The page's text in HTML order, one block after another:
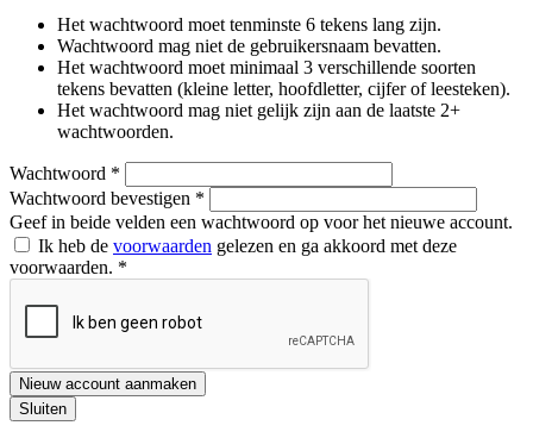
Het wachtwoord moet tenminste 6 tekens lang zijn.
Wachtwoord mag niet de gebruikersnaam bevatten.
Het wachtwoord moet minimaal 3 verschillende soorten
tekens bevatten (kleine letter, hoofdletter, cijfer of leesteken).
Het wachtwoord mag niet gelijk zijn aan de laatste 2+
wachtwoorden.
Wachtwoord *
Wachtwoord bevestigen *
Geef in beide velden een wachtwoord op voor het nieuwe account.
Ik heb de voorwaarden gelezen en ga akkoord met deze
voorwaarden. *
Nieuw account aanmaken
Sluiten